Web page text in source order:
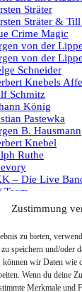
Zustimmung
zu bieten,
speichern und/oder
können wir Daten wie
Wenn du deine
Merkmale und
Sträter
Sträter &
Crime Magic
von der Lippe
von der Lippe
Schneider
Knebels
Schmitz
König
Pastewka
B. Hausmann
Knebel
Ruthe
– Die Live
Team